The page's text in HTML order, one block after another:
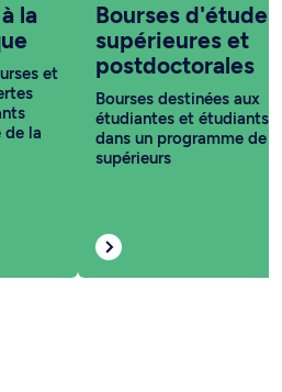
la
et
de la
Bourses d'études
supérieures et
postdoctorales
Bourses destinées aux
étudiantes et étudiants
dans un programme de
supérieurs